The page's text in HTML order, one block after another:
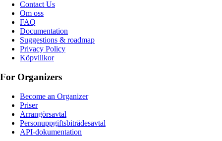
Contact Us
Om oss
FAQ
Documentation
Suggestions & roadmap
Privacy Policy
Köpvillkor
For Organizers
Become an Organizer
Priser
Arrangörsavtal
Personuppgiftsbiträdesavtal
API-dokumentation